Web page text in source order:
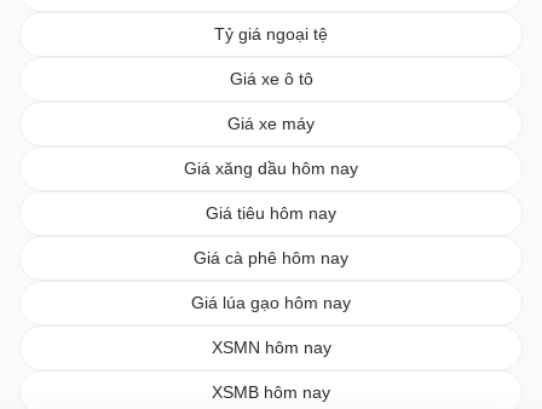
Tỷ giá ngoại tệ
Giá xe ô tô
Giá xe máy
Giá xăng dầu hôm nay
Giá tiêu hôm nay
Giá cà phê hôm nay
Giá lúa gạo hôm nay
XSMN hôm nay
XSMB hôm nay